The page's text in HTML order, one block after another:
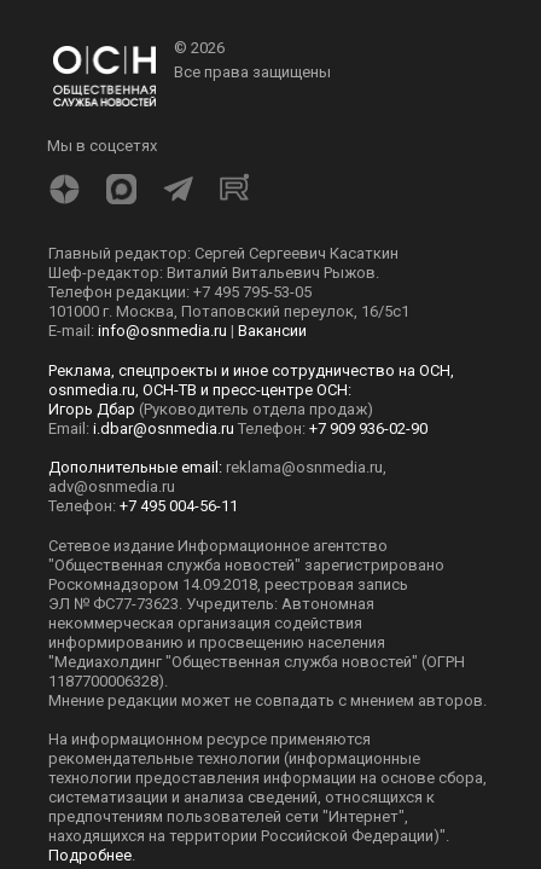
© 2026
Все права защищены
Мы в соцсетях
Главный редактор: Сергей Сергеевич Касаткин
Шеф-редактор: Виталий Витальевич Рыжов.
Телефон редакции: +7 495 795-53-05
101000 г. Москва, Потаповский переулок, 16/5с1
E-mail: info@osnmedia.ru | Вакансии
Реклама, спецпроекты и иное сотрудничество на ОСН,
osnmedia.ru, ОСН-ТВ и пресс-центре ОСН:
Игорь Дбар (Руководитель отдела продаж)
Email: i.dbar@osnmedia.ru Телефон: +7 909 936-02-90
Дополнительные email: reklama@osnmedia.ru,
adv@osnmedia.ru
Телефон: +7 495 004-56-11
Сетевое издание Информационное агентство
"Общественная служба новостей" зарегистрировано
Роскомнадзором 14.09.2018, реестровая запись
ЭЛ № ФС77-73623. Учредитель: Автономная
некоммерческая организация содействия
информированию и просвещению населения
"Медиахолдинг "Общественная служба новостей" (ОГРН
1187700006328).
Мнение редакции может не совпадать с мнением авторов.
На информационном ресурсе применяются
рекомендательные технологии (информационные
технологии предоставления информации на основе сбора,
систематизации и анализа сведений, относящихся к
предпочтениям пользователей сети "Интернет",
находящихся на территории Российской Федерации)".
Подробнее.